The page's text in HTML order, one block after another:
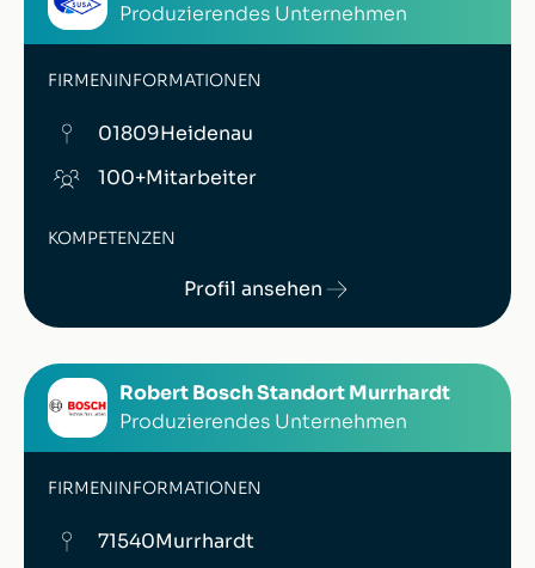
Produzierendes Unternehmen
FIRMENINFORMATIONEN
01809Heidenau
100+Mitarbeiter
KOMPETENZEN
Profil ansehen
Robert Bosch Standort Murrhardt
Produzierendes Unternehmen
FIRMENINFORMATIONEN
71540Murrhardt